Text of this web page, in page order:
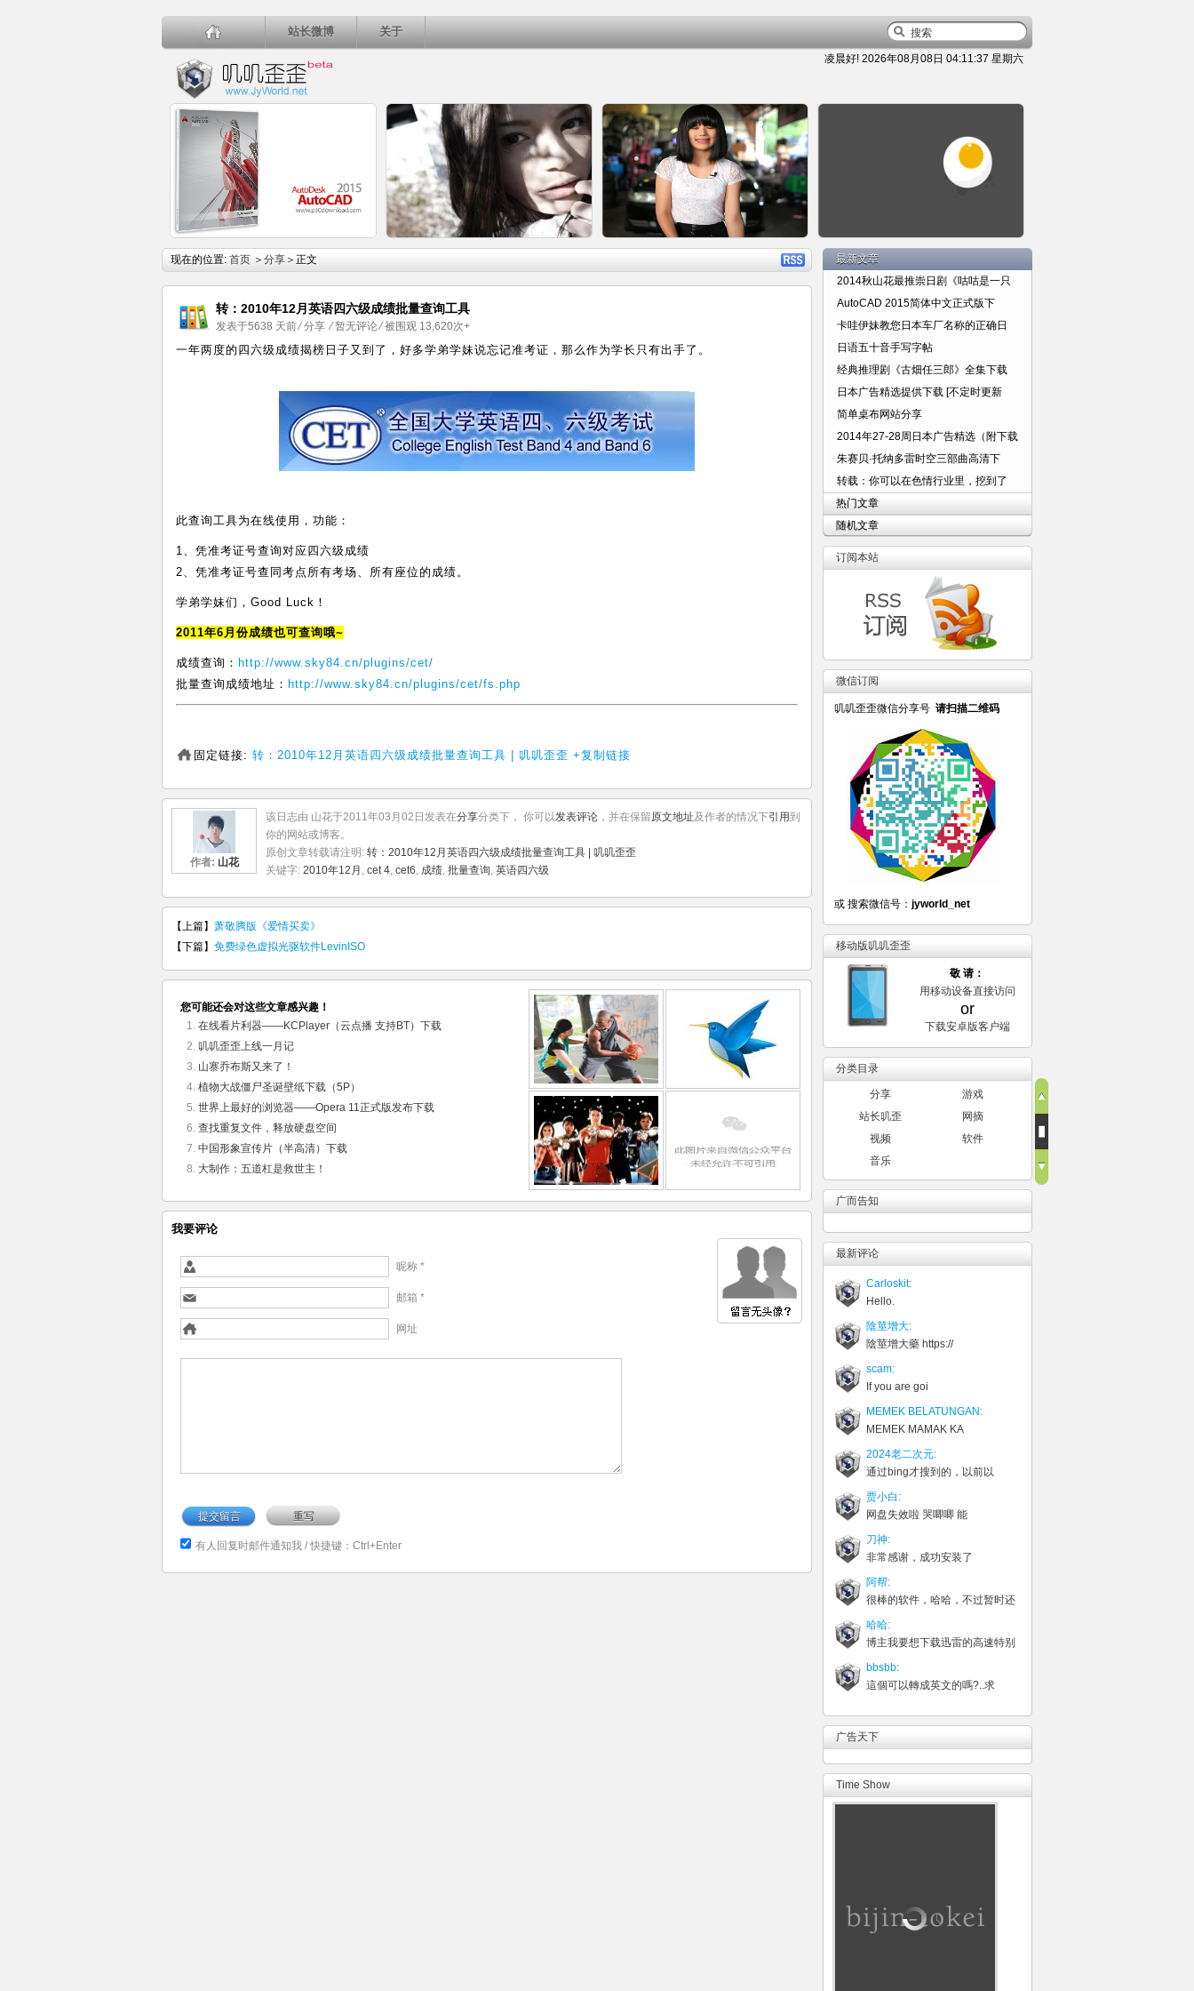
站长微博 关于
凌晨好! 2026年08月08日 04:11:38 星期六
详细内容 详细内容 详细内容 详细内容
简单桌布网站分享
现在的位置: 首页 ＞ 分享 ＞正文
转：2010年12月英语四六级成绩批量查询工具
发表于5638 天前 ⁄分享 ⁄暂无评论⁄ 被围观 13,620次+
一年两度的四六级成绩揭榜日子又到了，好多学弟学妹说忘记准考证，那么作为学长只有出手了。
此查询工具为在线使用，功能：
1、凭准考证号查询对应四六级成绩
2、凭准考证号查同考点所有考场、所有座位的成绩。
学弟学妹们，Good Luck！
2011年6月份成绩也可查询哦~
成绩查询： http://www.sky84.cn/plugins/cet/
批量查询成绩地址： http://www.sky84.cn/plugins/cet/fs.php
固定链接: 转：2010年12月英语四六级成绩批量查询工具 | 叽叽歪歪 +复制链接
作者: 山花
该日志由 山花于2011年03月02日发表在分享分类下， 你可以发表评论 ，并在保留原文地址及作者的情况下引用到
你的网站或博客。
原创文章转载请注明: 转：2010年12月英语四六级成绩批量查询工具 | 叽叽歪歪
关键字: 2010年12月 , cet 4, cet6, 成绩, 批量查询, 英语四六级
【上篇】 萧敬腾版《爱情买卖》
【下篇】 免费绿色虚拟光驱软件LevinISO
您可能还会对这些文章感兴趣！
在线看片利器——KCPlayer（云点播 支持BT）下载
叽叽歪歪上线一月记
山寨乔布斯又来了！
植物大战僵尸圣诞壁纸下载（5P）
世界上最好的浏览器——Opera 11正式版发布下载
查找重复文件，释放硬盘空间
中国形象宣传片（半高清）下载
大制作：五道杠是救世主！
我要评论
昵称 *
邮箱 *
网址
有人回复时邮件通知我 / 快捷键：Ctrl+Enter
最新文章
2014秋山花最推崇日剧《咕咕是一只
AutoCAD 2015简体中文正式版下
卡哇伊妹教您日本车厂名称的正确日
日语五十音手写字帖
经典推理剧《古畑任三郎》全集下载
日本广告精选提供下载 [不定时更新
简单桌布网站分享
2014年27-28周日本广告精选（附下载
朱赛贝·托纳多雷时空三部曲高清下
转载：你可以在色情行业里，挖到了
热门文章
随机文章
订阅本站
微信订阅
叽叽歪歪微信分享号 请扫描二维码
或 搜索微信号： jyworld_net
移动版叽叽歪歪
敬 请：
用移动设备直接访问
or
下载安卓版客户端
分类目录
分享
游戏
站长叽歪
网摘
视频
软件
音乐
广而告知
最新评论
Carloskit:
Hello.
陰莖增大:
陰莖增大藥 https://
scam:
If you are goi
MEMEK BELATUNGAN:
MEMEK MAMAK KA
2024老二次元:
通过bing才搜到的，以前以
贾小白:
网盘失效啦 哭唧唧 能
刀神:
非常感谢，成功安装了
阿帮:
很棒的软件，哈哈，不过暂时还
哈哈:
博主我要想下载迅雷的高速特别
bbsbb:
這個可以轉成英文的嗎?..求
广告天下
Time Show